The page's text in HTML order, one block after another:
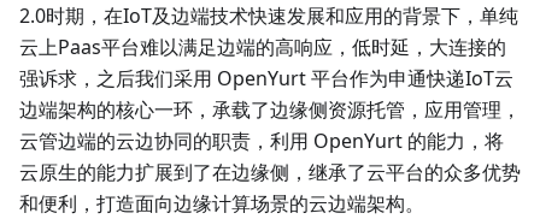
2.0时期，在IoT及边端技术快速发展和应用的背景下，单纯
云上Paas平台难以满足边端的高响应，低时延，大连接的
强诉求，之后我们采用 OpenYurt 平台作为申通快递IoT云
边端架构的核心一环，承载了边缘侧资源托管，应用管理，
云管边端的云边协同的职责，利用 OpenYurt 的能力，将
云原生的能力扩展到了在边缘侧，继承了云平台的众多优势
和便利，打造面向边缘计算场景的云边端架构。